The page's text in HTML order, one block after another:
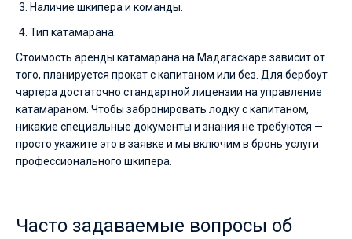
Наличие шкипера и команды.
Тип катамарана.
Стоимость аренды катамарана на Мадагаскаре зависит от
того, планируется прокат с капитаном или без. Для бербоут
чартера достаточно стандартной лицензии на управление
катамараном. Чтобы забронировать лодку с капитаном,
никакие специальные документы и знания не требуются —
просто укажите это в заявке и мы включим в бронь услуги
профессионального шкипера.
Часто задаваемые вопросы об